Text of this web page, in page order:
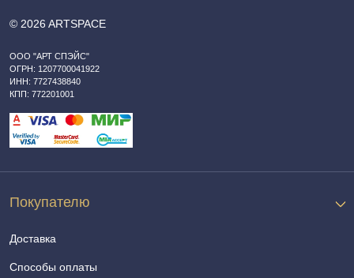
© 2026 ARTSPACE
ООО "АРТ СПЭЙС"
ОГРН: 1207700041922
ИНН: 7727438840
КПП: 772201001
Покупателю
Доставка
Способы оплаты